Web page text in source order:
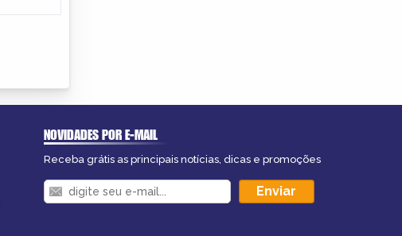
NOVIDADES POR E-MAIL
Receba grátis as principais notícias, dicas e promoções